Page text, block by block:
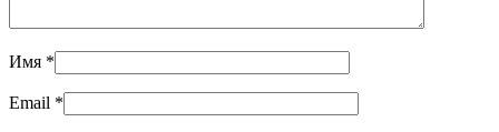
Имя *
Email *